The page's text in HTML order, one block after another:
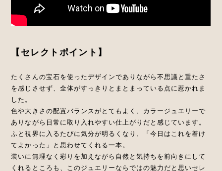
【セレクトポイント】
たくさんの宝石を使ったデザインでありながら不思議と重たさ
を感じさせず、全体がすっきりとまとまっている点に惹かれま
した。
色や大きさの配置バランスがとてもよく、カラージュエリーで
ありながら日常に取り入れやすい仕上がりだと感じています。
ふと視界に入るたびに気分が明るくなり、「今日はこれを着け
てよかった」と思わせてくれる一本。
装いに無理なく彩りを加えながら自然と気持ちを前向きにして
くれるところも、このジュエリーならではの魅力だと思いセレ